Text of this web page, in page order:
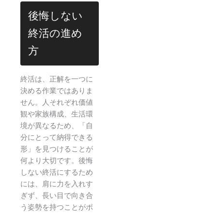
後悔しない
終活の進め
方
終活は、正解を一つに
決める作業ではありま
せん。人それぞれ価値
観や家族構成、生活環
境が異なるため、「自
分にとって納得できる
形」を見つけることが
何より大切です。後悔
しない終活にするため
には、肩に力を入れす
ぎず、長い目で向き合
う姿勢を持つことがポ